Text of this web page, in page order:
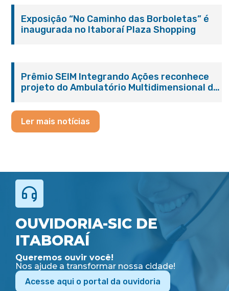
Exposição “No Caminho das Borboletas” é
inaugurada no Itaboraí Plaza Shopping
Prêmio SEIM Integrando Ações reconhece
projeto do Ambulatório Multidimensional da
Ler mais notícias
OUVIDORIA-SIC DE
ITABORAÍ
Queremos ouvir você!
Nos ajude a transformar nossa cidade!
Acesse aqui o portal da ouvidoria